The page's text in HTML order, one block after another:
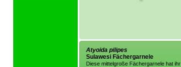
Atyoida pilipes
Sulawesi Fächergarnele
Diese mittelgroße Fächergarnele hat ihr